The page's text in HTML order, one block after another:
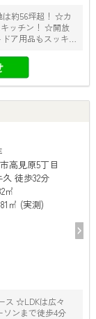
は約56坪超！ ☆カ
ッチン！ ☆開放
ア用品もスッキ
高見原5丁目
徒歩32分
㎡
㎡ (実測)
ス ☆LDKは広々
ーソンまで徒歩4分